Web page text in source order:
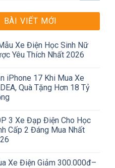
BÀI VIẾT MỚI
Xe Điện Học Sinh Nữ
Yêu Thích Nhất 2026
iPhone 17 Khi Mua Xe
Quà Tặng Hơn 18 Tỷ
3 Xe Đạp Điện Cho Học
Cấp 2 Đáng Mua Nhất
Xe Điện Giảm 300.000đ–